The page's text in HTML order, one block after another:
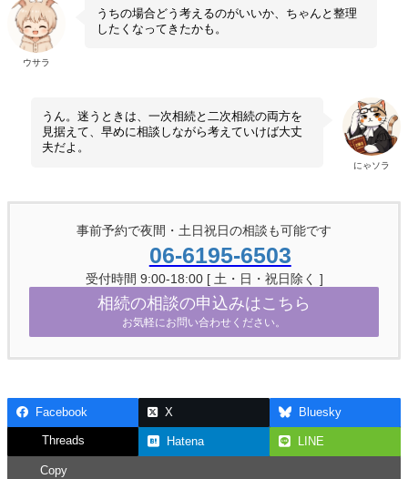
ウサラ
うちの場合どう考えるのがいいか、ちゃんと整理
したくなってきたかも。
にゃソラ
うん。迷うときは、一次相続と二次相続の両方を
見据えて、早めに相談しながら考えていけば大丈
夫だよ。
事前予約で夜間・土日祝日の相談も可能です
06-6195-6503
受付時間 9:00-18:00 [ 土・日・祝日除く ]
相続の相談の申込みはこちら
お気軽にお問い合わせください。
Facebook X Bluesky
Threads Hatena LINE
Copy